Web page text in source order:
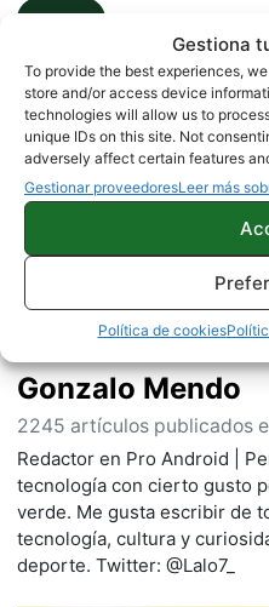
Gestiona
To provide the best experiences,
store and/or access device
technologies will allow us to
unique IDs on this site. Not
adversely affect certain features
Gestionar proveedoresLeer más
Política de cookies
Sobre este autor
Gonzalo Mendo
2245 artículos publicados
Redactor en Pro Android |
tecnología con cierto gusto
verde. Me gusta escribir de
tecnología, cultura y
deporte. Twitter: @Lalo7_